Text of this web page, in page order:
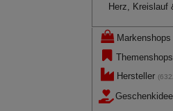
Herz, Kreislauf
Markenshops
Themenshops
Hersteller